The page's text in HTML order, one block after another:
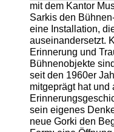
mit dem Kantor
Sarkis den
eine Installation,
auseinandersetzt.
Erinnerung und
Bühnenobjekte
seit den 1960er
mitgeprägt hat
sein eigenes
neue Gorki den